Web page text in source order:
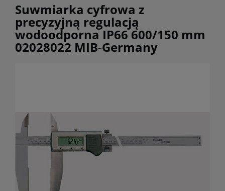
Suwmiarka cyfrowa z
precyzyjną regulacją
wodoodporna IP66 600/150 mm
02028022 MIB-Germany